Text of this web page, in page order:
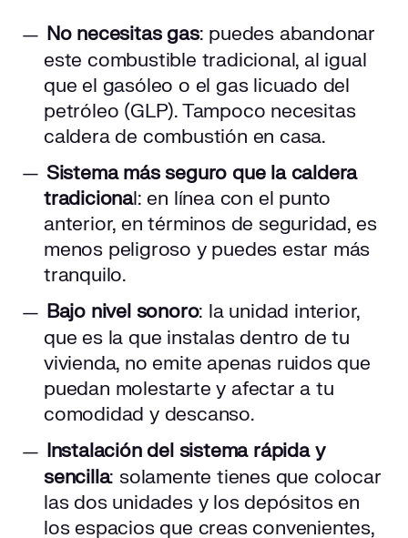
No necesitas gas: puedes abandonar
este combustible tradicional, al igual
que el gasóleo o el gas licuado del
petróleo (GLP). Tampoco necesitas
caldera de combustión en casa.
Sistema más seguro que la caldera
tradicional: en línea con el punto
anterior, en términos de seguridad, es
menos peligroso y puedes estar más
tranquilo.
Bajo nivel sonoro: la unidad interior,
que es la que instalas dentro de tu
vivienda, no emite apenas ruidos que
puedan molestarte y afectar a tu
comodidad y descanso.
Instalación del sistema rápida y
sencilla: solamente tienes que colocar
las dos unidades y los depósitos en
los espacios que creas convenientes,